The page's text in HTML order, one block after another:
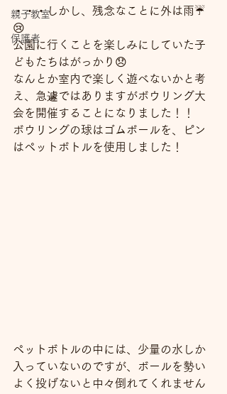
親子教室
保護者
・・・しかし、残念なことに外は雨☔
😢
公園に行くことを楽しみにしていた子
どもたちはがっかり😞
なんとか室内で楽しく遊べないかと考
え、急遽ではありますがボウリング大
会を開催することになりました！！
ボウリングの球はゴムボールを、ピン
はペットボトルを使用しました！
ペットボトルの中には、少量の水しか
入っていないのですが、ボールを勢い
よく投げないと中々倒れてくれません